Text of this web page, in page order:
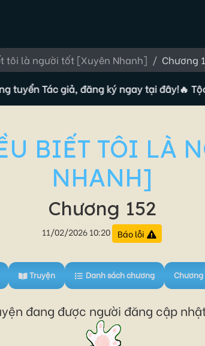
tôi là người tốt [Xuyên Nhanh] Chương
Tác giả, đăng ký ngay tại đây!🔥 Tộc
BIẾT TÔI LÀ
NHANH]
Chương 152
11/02/2026 10:20 Báo lỗi
Truyện Danh sách chương Chương
đang được người đăng cập